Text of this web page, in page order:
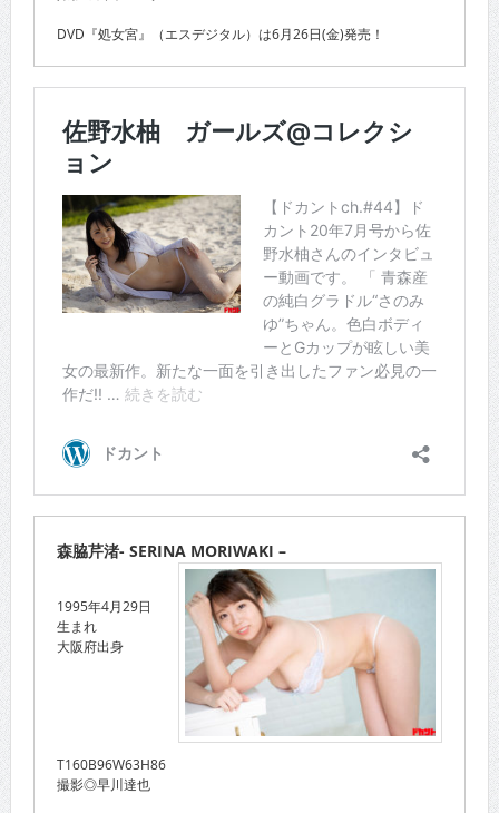
DVD『処女宮』（エスデジタル）は6月26日(金)発売！
森脇芹渚- SERINA MORIWAKI –
1995年4月29日
生まれ
大阪府出身
T160B96W63H86
撮影◎早川達也